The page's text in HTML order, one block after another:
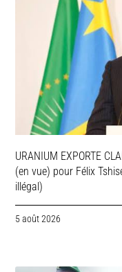
URANIUM EXPORTE
(en vue) pour Félix
illégal)
5 août 2026